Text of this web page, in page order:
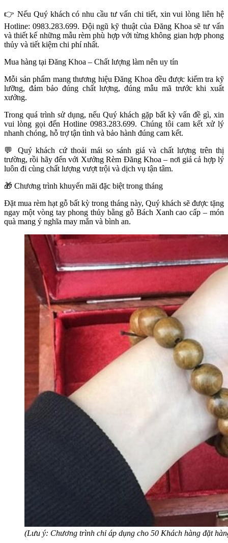
👉 Nếu Quý khách có nhu cầu tư vấn chi tiết, xin vui lòng liên hệ
Hotline: 0983.283.699. Đội ngũ kỹ thuật của Đăng Khoa sẽ tư vấn
và thiết kế những mẫu rèm phù hợp với từng không gian hợp phong
thủy và tiết kiệm chi phí nhất.
Mua hàng tại Đăng Khoa – Chất lượng làm nên uy tín
Mỗi sản phẩm mang thương hiệu Đăng Khoa đều được kiểm tra kỹ
lưỡng, đảm bảo đúng chất lượng, đúng mẫu mã trước khi xuất
xưởng.
Trong quá trình sử dụng, nếu Quý khách gặp bất kỳ vấn đề gì, xin
vui lòng gọi đến Hotline 0983.283.699. Chúng tôi cam kết xử lý
nhanh chóng, hỗ trợ tận tình và bảo hành đúng cam kết.
💬 Quý khách cứ thoải mái so sánh giá và chất lượng trên thị
trường, rồi hãy đến với Xưởng Rèm Đăng Khoa – nơi giá cả hợp lý
luôn đi cùng chất lượng vượt trội và dịch vụ tận tâm.
🎁 Chương trình khuyến mãi đặc biệt trong tháng
Đặt mua rèm hạt gỗ bất kỳ trong tháng này, Quý khách sẽ được tặng
ngay một vòng tay phong thủy bằng gỗ Bách Xanh cao cấp – món
quà mang ý nghĩa may mắn và bình an.
(Lưu ý: Chương trình chỉ áp dụng cho 50 Khách hàng đặt